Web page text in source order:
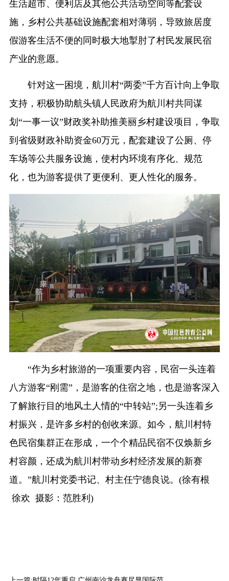
生活超市、便利店及其他公共活动空间等配套设
施，乡村公共基础设施配套相对薄弱，导致旅居度
假游客生活不便的同时极大地掣肘了村民发展民宿
产业的意愿。
针对这一困境，航川村“两委”千方百计向上争取
支持，积极协助航头镇人民政府为航川村共同谋
划“一事一议”财政奖补助推美丽乡村建设项目，争取
到省级财政补助资金60万元，配套建设了公厕、停
车场等公共服务设施，使村内环境有序化、规范
化，也为游客提供了更便利、更人性化的服务。
“作为乡村旅游的一项重要内容，民宿一头连着
八方游客“刚需”，是游客的住宿之地，也是游客深入
了解旅行目的地风土人情的“中转站”;另一头连着乡
村振兴，是许多乡村的创收来源。如今，航川村特
色民宿集群正在形成，一个个精品民宿不仅焕新乡
村容颜，还成为航川村带动乡村经济发展的新赛
道。”航川村党委书记、村主任宁德良说。(徐有根
徐欢 摄影：范胜利)